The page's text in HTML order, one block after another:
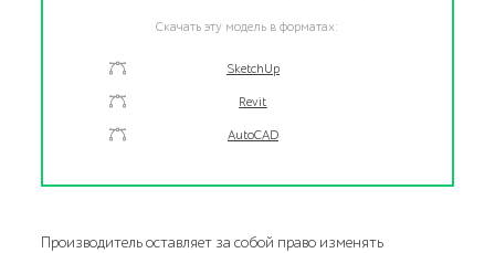
Скачать эту модель в форматах:
SketchUp
Revit
AutoCAD
Производитель оставляет за собой право изменять